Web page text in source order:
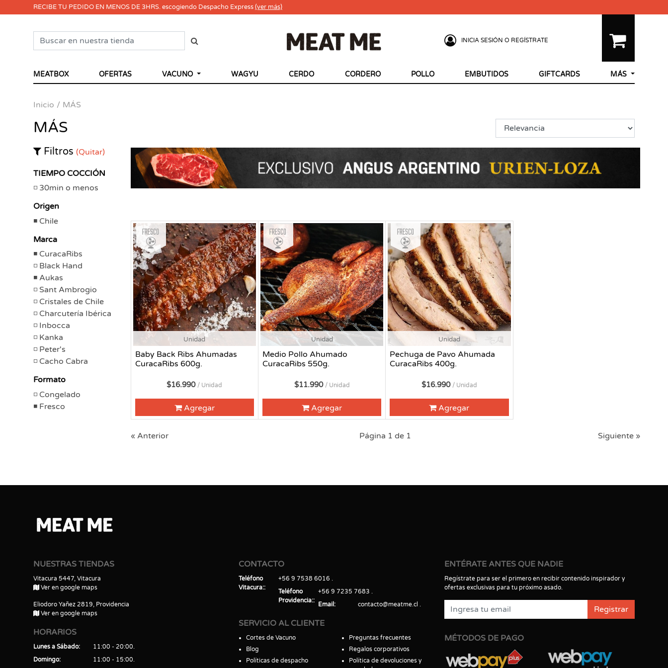
RECIBE TU PEDIDO EN MENOS DE 3HRS. escogiendo Despacho Express(ver más)
INICIA SESIÓN O REGÍSTRATE
MEATBOX OFERTAS VACUNO WAGYU CERDO CORDERO POLLO EMBUTIDOS GIFTCARDS MÁS
Inicio MÁS
MÁS
Filtros (Quitar)
TIEMPO COCCIÓN
30min o menos
Origen
Chile
Marca
CuracaRibs
Black Hand
Aukas
Sant Ambrogio
Cristales de Chile
Charcutería Ibérica
Inbocca
Kanka
Peter's
Cacho Cabra
Formato
Congelado
Fresco
Unidad
Baby Back Ribs Ahumadas
CuracaRibs 600g.
Fresco
$16.990 / Unidad
Agregar
Unidad
Medio Pollo Ahumado
CuracaRibs 550g.
Fresco
$11.990 / Unidad
Agregar
Unidad
Pechuga de Pavo Ahumada
CuracaRibs 400g.
Fresco
$16.990 / Unidad
Agregar
« Anterior Página 1 de 1 Siguiente »
NUESTRAS TIENDAS
Vitacura 5447, Vitacura
Ver en google maps
Eliodoro Yañez 2819, Providencia
Ver en google maps
HORARIOS
Lunes a Sábado
11:00 - 20:00
Domingo
11:00 - 15:00
CONTACTO
Teléfono
Vitacura:
+56 9 7538 6016
Teléfono
Providencia:
+56 9 7235 7683
Email
contacto@meatme.cl
SERVICIO AL CLIENTE
Cortes de Vacuno
Blog
Políticas de despacho
Preguntas frecuentes
Regalos corporativos
Política de devoluciones y
ENTÉRATE ANTES QUE NADIE
Regístrate para ser el primero en recibir contenido inspirador y
ofertas exclusivas para tu próximo asado.
Registrar
MÉTODOS DE PAGO